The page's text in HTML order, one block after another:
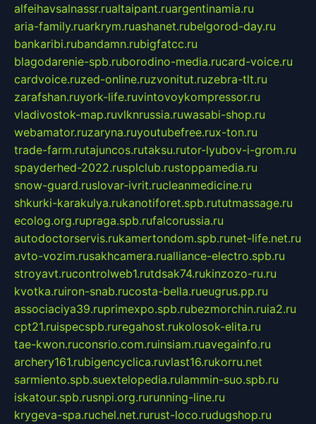
alfeihavsalnassr.rualtaipant.ruargentinamia.ru
aria-family.ruarkrym.ruashanet.rubelgorod-day.ru
bankaribi.rubandamn.rubigfatcc.ru
blagodarenie-spb.ruborodino-media.rucard-voice.ru
cardvoice.ruzed-online.ruzvonitut.ruzebra-tlt.ru
zarafshan.ruyork-life.ruvintovoykompressor.ru
vladivostok-map.ruvlknrussia.ruwasabi-shop.ru
webamator.ruzaryna.ruyoutubefree.rux-ton.ru
trade-farm.rutajuncos.rutaksu.rutor-lyubov-i-grom.ru
spayderhed-2022.rusplclub.rustoppamedia.ru
snow-guard.ruslovar-ivrit.rucleanmedicine.ru
shkurki-karakulya.rukanotiforet.spb.rututmassage.ru
ecolog.org.rupraga.spb.rufalcorussia.ru
autodoctorservis.rukamertondom.spb.runet-life.net.ru
avto-vozim.rusakhcamera.rualliance-electro.spb.ru
stroyavt.rucontrolweb1.rutdsak74.rukinzozo-ru.ru
kvotka.ruiron-snab.rucosta-bella.rueugrus.pp.ru
associaciya39.ruprimexpo.spb.rubezmorchin.ruia2.ru
cpt21.ruispecspb.ruregahost.rukolosok-elita.ru
tae-kwon.ruconsrio.com.ruinsiam.ruavegainfo.ru
archery161.rubigencyclica.ruvlast16.rukorru.net
sarmiento.spb.suextelopedia.rulammin-suo.spb.ru
iskatour.spb.rusnpi.org.rurunning-line.ru
krygeva-spa.ruchel.net.rurust-loco.rudugshop.ru